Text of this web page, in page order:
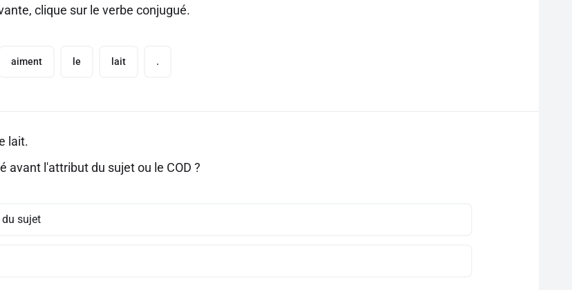
clique sur le verbe conjugué.
aiment le lait .
lait.
avant l'attribut du sujet ou le COD ?
sujet